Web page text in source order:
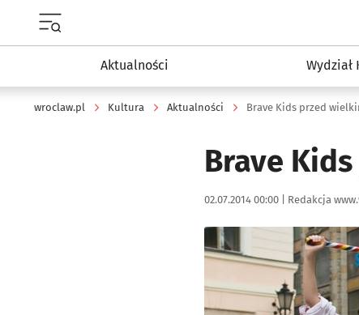
Aktualności Wydział
wroclaw.pl Kultura Aktualności Brave Kids przed
Brave
Data publikacji:
02.07.2014 00:00 | Autor:
Redakcja
Kliknij, aby powiększyć